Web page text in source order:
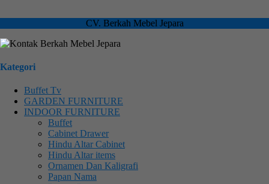
CV. Berkah Mebel Jepara
Kategori
Buffet Tv
GARDEN FURNITURE
INDOOR FURNITURE
Buffet
Cabinet Drawer
Hindu Altar Cabinet
Hindu Altar items
Ornamen Dan Kaligrafi
Papan Nama